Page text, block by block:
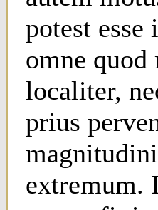
potest
omne quod
localiter,
prius
extremum.